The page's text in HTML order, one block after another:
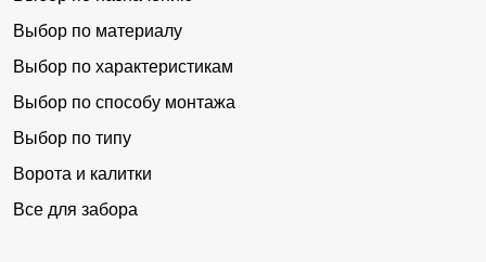
Выбор по материалу
Выбор по характеристикам
Выбор по способу монтажа
Выбор по типу
Ворота и калитки
Все для забора